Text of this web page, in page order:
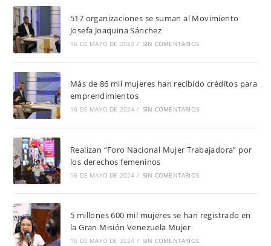
517 organizaciones se suman al Movimiento
Josefa Joaquina Sánchez
16 DE MAYO DE 2024 / SIN COMENTARIOS
Más de 86 mil mujeres han recibido créditos para
emprendimientos
16 DE MAYO DE 2024 / SIN COMENTARIOS
Realizan “Foro Nacional Mujer Trabajadora” por
los derechos femeninos
16 DE MAYO DE 2024 / SIN COMENTARIOS
5 millones 600 mil mujeres se han registrado en
la Gran Misión Venezuela Mujer
16 DE MAYO DE 2024 / SIN COMENTARIOS